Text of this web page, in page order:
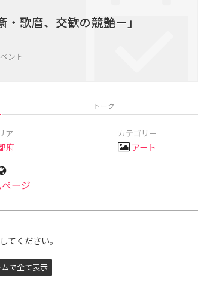
歌麿、交歓の競艶ー」
ント
トーク
ア
府
カテゴリー
アート
ージ
てください。
で全て表示